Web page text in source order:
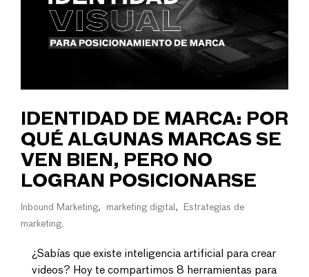
IDENTIDAD DE MARCA: POR
QUÉ ALGUNAS MARCAS SE
VEN BIEN, PERO NO
LOGRAN POSICIONARSE
Inbound Marketing marketing digital
Estrategias de
marketing
¿Sabías que existe inteligencia artificial para crear
videos? Hoy te compartimos 8 herramientas para